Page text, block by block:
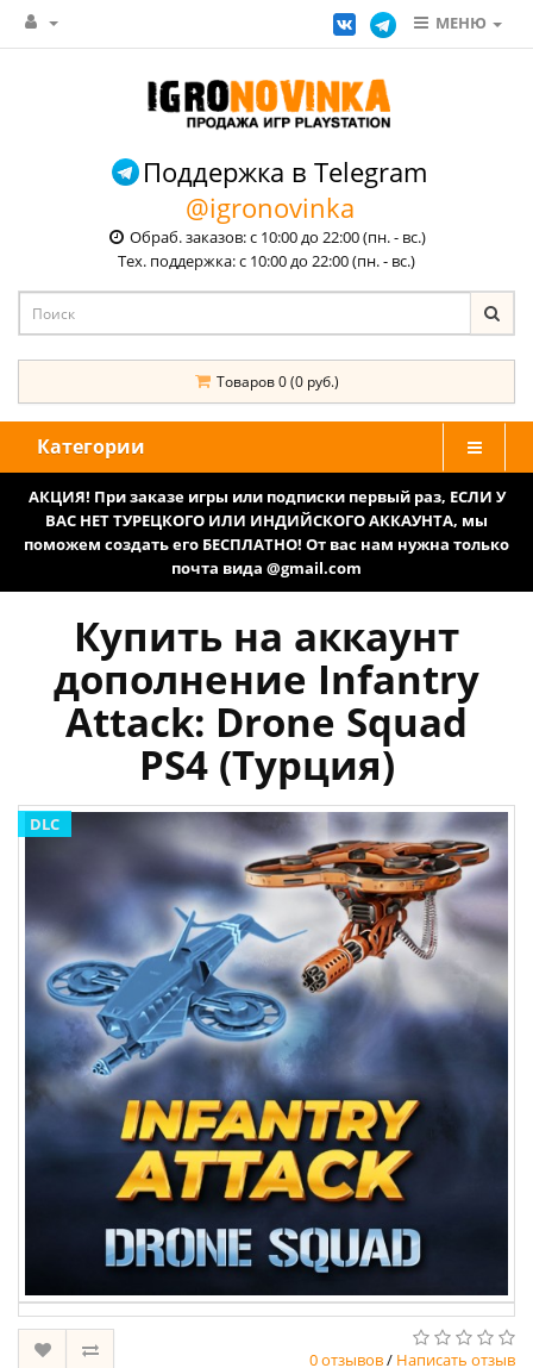
МЕНЮ
Поддержка в Telegram
@igronovinka
Обраб. заказов: с 10:00 до 22:00 (пн. - вс.)
Тех. поддержка: с 10:00 до 22:00 (пн. - вс.)
Товаров 0 (0 руб.)
Категории
АКЦИЯ! При заказе игры или подписки первый раз, ЕСЛИ У
ВАС НЕТ ТУРЕЦКОГО ИЛИ ИНДИЙСКОГО АККАУНТА, мы
поможем создать его БЕСПЛАТНО! От вас нам нужна только
почта вида @gmail.com
Купить на аккаунт
дополнение Infantry
Attack: Drone Squad
PS4 (Турция)
DLC
0 отзывов/ Написать отзыв